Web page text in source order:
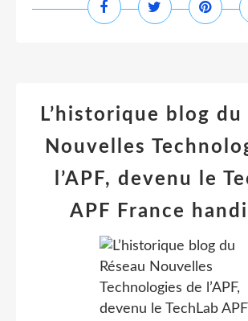
L’historique blog du
Nouvelles
l’APF, devenu le
APF France